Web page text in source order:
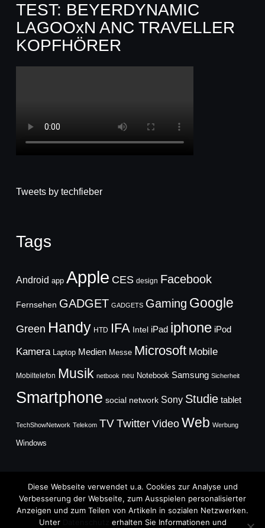
TEST: BEYERDYNAMIC
LAGOOxN ANC TRAVELLER
KOPFHÖRER
Tweets by techfieber
Tags
Android app Apple CES design Facebook
Fernsehen GADGET GADGETS Gaming Google
Green Handy HTD IFA Intel iPad iphone iPod
Kamera Laptop Medien Messe Microsoft Mobile
Mobiltelefon Musik netbook neu Notebook Samsung Sicherheit
Smartphone social network Sony Studie tablet
TechShowNetwork Telekom TVTwitter Video Web Werbung
Windows
Copyright © 2026
Diese Webseite verwendet u.a. Cookies zur Analyse und
Verbesserung der Webseite, zum Ausspielen personalisierter
Anzeigen und zum Teilen von Artikeln in sozialen Netzwerken.
Unter
erhalten Sie Informationen und